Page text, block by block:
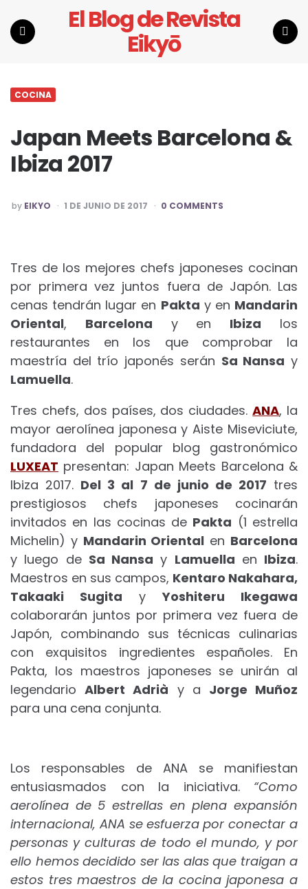
El Blog de Revista
Eikyō
COCINA
Japan Meets Barcelona &
Ibiza 2017
POSTED
BY
by EIKYO 1 DE JUNIO DE 2017 0 COMMENTS
Tres de los mejores chefs japoneses cocinan
por primera vez juntos fuera de Japón. Las
cenas tendrán lugar en Pakta y en Mandarin
Oriental, Barcelona y en Ibiza los
restaurantes en los que comprobar la
maestría del trío japonés serán Sa Nansa y
Lamuella.
Tres chefs, dos países, dos ciudades.ANA, la
mayor aerolínea japonesa y Aiste Miseviciute,
fundadora del popular blog gastronómico
LUXEAT presentan: Japan Meets Barcelona &
Ibiza 2017. Del 3 al 7 de junio de 2017 tres
prestigiosos chefs japoneses cocinarán
invitados en las cocinas de Pakta (1 estrella
Michelin) y Mandarin Oriental en Barcelona
y luego de Sa Nansa y Lamuella en Ibiza.
Maestros en sus campos, Kentaro Nakahara,
Takaaki Sugita yYoshiteru Ikegawa
colaborarán juntos por primera vez fuera de
Japón, combinando sus técnicas culinarias
con exquisitos ingredientes españoles. En
Pakta, ​​los maestros japoneses se unirán al
legendarioAlbert Adrià y a Jorge Muñoz
para una cena conjunta.
Los responsables de ANA se manifiestan
entusiasmados con la iniciativa. “Como
aerolínea de 5 estrellas en plena expansión
internacional, ANA se esfuerza por conectar a
personas y culturas de todo el mundo, y por
ello hemos decidido ser las alas que traigan a
estos tres maestros de la cocina japonesa a